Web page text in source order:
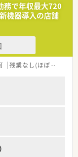
務で年収最大720
機器導入の店舗
残業なし(ほぼなし含む)